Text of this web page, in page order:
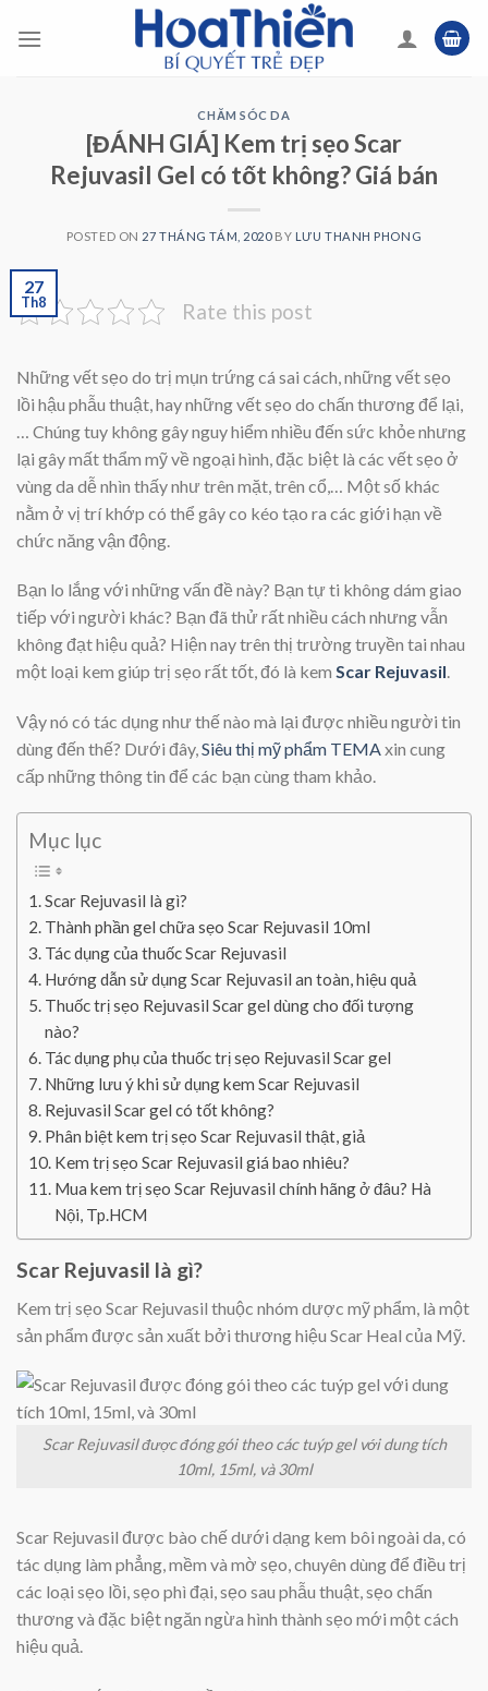
CHĂM SÓC DA
[ĐÁNH GIÁ] Kem trị sẹo Scar
Rejuvasil Gel có tốt không? Giá bán
POSTED ON 27 THÁNG TÁM, 2020BY LƯU THANH PHONG
27
Th8 Rate this post
Những vết sẹo do trị mụn trứng cá sai cách, những vết sẹo
lồi hậu phẫu thuật, hay những vết sẹo do chấn thương để lại,
… Chúng tuy không gây nguy hiểm nhiều đến sức khỏe nhưng
lại gây mất thẩm mỹ về ngoại hình, đặc biệt là các vết sẹo ở
vùng da dễ nhìn thấy như trên mặt, trên cổ,… Một số khác
nằm ở vị trí khớp có thể gây co kéo tạo ra các giới hạn về
chức năng vận động.
Bạn lo lắng với những vấn đề này? Bạn tự ti không dám giao
tiếp với người khác? Bạn đã thử rất nhiều cách nhưng vẫn
không đạt hiệu quả? Hiện nay trên thị trường truyền tai nhau
một loại kem giúp trị sẹo rất tốt, đó là kem Scar Rejuvasil.
Vậy nó có tác dụng như thế nào mà lại được nhiều người tin
dùng đến thế? Dưới đây,Siêu thị mỹ phẩm TEMAxin cung
cấp những thông tin để các bạn cùng tham khảo.
Mục lục
Scar Rejuvasil là gì?
Thành phần gel chữa sẹo Scar Rejuvasil 10ml
Tác dụng của thuốc Scar Rejuvasil
Hướng dẫn sử dụng Scar Rejuvasil an toàn, hiệu quả
Thuốc trị sẹo Rejuvasil Scar gel dùng cho đối tượng
nào?
Tác dụng phụ của thuốc trị sẹo Rejuvasil Scar gel
Những lưu ý khi sử dụng kem Scar Rejuvasil
Rejuvasil Scar gel có tốt không?
Phân biệt kem trị sẹo Scar Rejuvasil thật, giả
Kem trị sẹo Scar Rejuvasil giá bao nhiêu?
Mua kem trị sẹo Scar Rejuvasil chính hãng ở đâu? Hà
Nội, Tp.HCM
Scar Rejuvasil là gì?
Kem trị sẹo Scar Rejuvasil thuộc nhóm dược mỹ phẩm, là một
sản phẩm được sản xuất bởi thương hiệu Scar Heal của Mỹ.
Scar Rejuvasil được đóng gói theo các tuýp gel với dung tích
10ml, 15ml, và 30ml
Scar Rejuvasil được bào chế dưới dạng kem bôi ngoài da, có
tác dụng làm phẳng, mềm và mờ sẹo, chuyên dùng để điều trị
các loại sẹo lồi, sẹo phì đại, sẹo sau phẫu thuật, sẹo chấn
thương và đặc biệt ngăn ngừa hình thành sẹo mới một cách
hiệu quả.